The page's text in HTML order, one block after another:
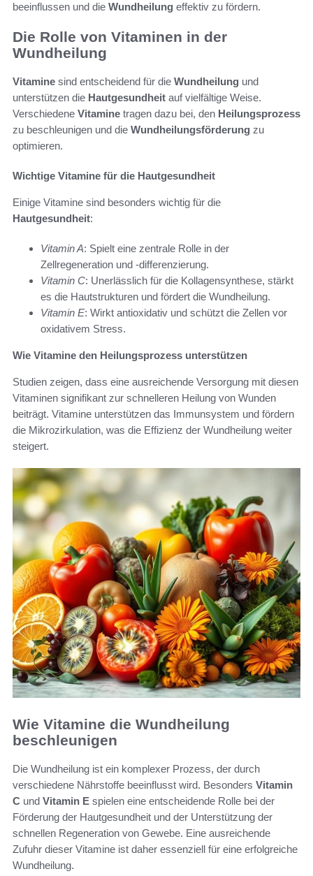
beeinflussen und die Wundheilung effektiv zu fördern.
Die Rolle von Vitaminen in der
Wundheilung
Vitamine sind entscheidend für die Wundheilung und
unterstützen die Hautgesundheit auf vielfältige Weise.
Verschiedene Vitamine tragen dazu bei, den Heilungsprozess
zu beschleunigen und die Wundheilungsförderung zu
optimieren.
Wichtige Vitamine für die Hautgesundheit
Einige Vitamine sind besonders wichtig für die
Hautgesundheit:
Vitamin A: Spielt eine zentrale Rolle in der
Zellregeneration und -differenzierung.
Vitamin C: Unerlässlich für die Kollagensynthese, stärkt
es die Hautstrukturen und fördert die Wundheilung.
Vitamin E: Wirkt antioxidativ und schützt die Zellen vor
oxidativem Stress.
Wie Vitamine den Heilungsprozess unterstützen
Studien zeigen, dass eine ausreichende Versorgung mit diesen
Vitaminen signifikant zur schnelleren Heilung von Wunden
beiträgt. Vitamine unterstützen das Immunsystem und fördern
die Mikrozirkulation, was die Effizienz der Wundheilung weiter
steigert.
Wie Vitamine die Wundheilung
beschleunigen
Die Wundheilung ist ein komplexer Prozess, der durch
verschiedene Nährstoffe beeinflusst wird. Besonders Vitamin
C und Vitamin E spielen eine entscheidende Rolle bei der
Förderung der Hautgesundheit und der Unterstützung der
schnellen Regeneration von Gewebe. Eine ausreichende
Zufuhr dieser Vitamine ist daher essenziell für eine erfolgreiche
Wundheilung.